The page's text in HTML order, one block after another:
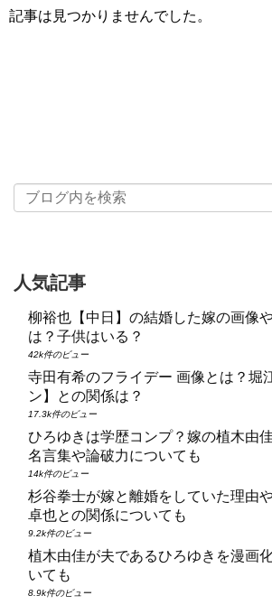
記事は見つかりませんでした。
人気記事
柳裕也【中日】の結婚した嫁の画像
は？子供はいる？
42k件のビュー
寺田有希のフライデー 画像とは？堀
ン】との関係は？
17.3k件のビュー
ひろゆきは学歴コンプ？嫁の植木由
名言集や論破力についても
14k件のビュー
杉谷拳士が嫁と離婚をしていた理由
卓也との関係についても
9.2k件のビュー
植木由佳が夫であるひろゆきを漫画
いても
8.9k件のビュー